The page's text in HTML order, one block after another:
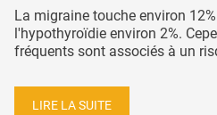
La migraine touche environ
l'hypothyroïdie environ 2%.
fréquents sont associés à un
LIRE LA SUITE